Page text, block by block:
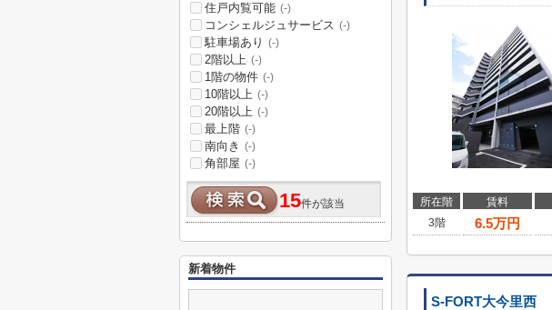
所在階 賃料
3階
6.5万円
S-FORT大今里西
住戸内覧可能 (-)
コンシェルジュサービス (-)
駐車場あり (-)
2階以上 (-)
1階の物件 (-)
10階以上 (-)
20階以上 (-)
最上階 (-)
南向き (-)
角部屋 (-)
15件が該当
新着物件